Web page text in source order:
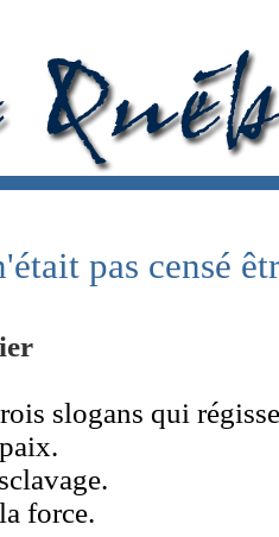
pas censé
slogans qui
force.